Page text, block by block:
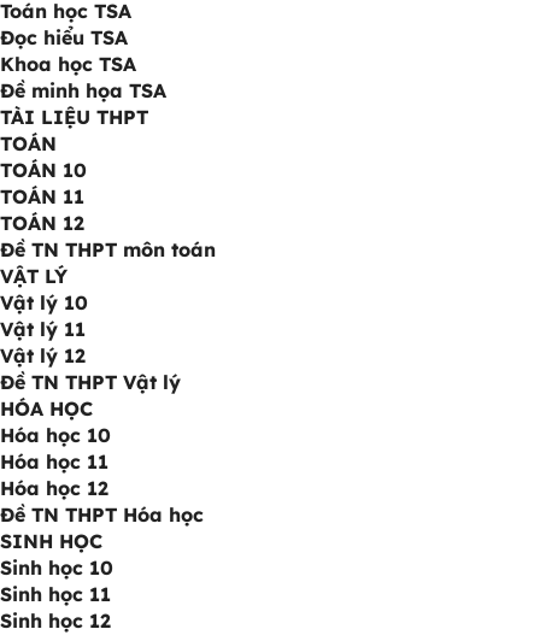
Toán học TSA
Đọc hiểu TSA
Khoa học TSA
Đề minh họa TSA
TÀI LIỆU THPT
TOÁN
TOÁN 10
TOÁN 11
TOÁN 12
Đề TN THPT môn toán
VẬT LÝ
Vật lý 10
Vật lý 11
Vật lý 12
Đề TN THPT Vật lý
HÓA HỌC
Hóa học 10
Hóa học 11
Hóa học 12
Đề TN THPT Hóa học
SINH HỌC
Sinh học 10
Sinh học 11
Sinh học 12